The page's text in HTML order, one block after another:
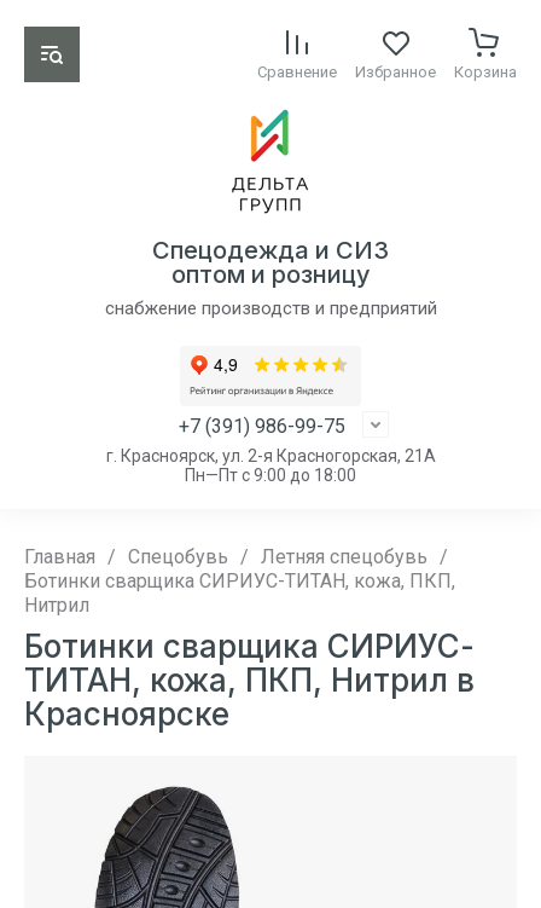
Спецодежда и СИЗ
оптом и розницу
снабжение производств и предприятий
+7 (391) 986-99-75
г. Красноярск, ул. 2-я Красногорская, 21А
Пн—Пт с 9:00 до 18:00
Сравнение Избранное Корзина
Главная / Спецобувь / Летняя спецобувь /
Ботинки сварщика СИРИУС-ТИТАН, кожа, ПКП,
Нитрил
Ботинки сварщика СИРИУС-
ТИТАН, кожа, ПКП, Нитрил в
Красноярске